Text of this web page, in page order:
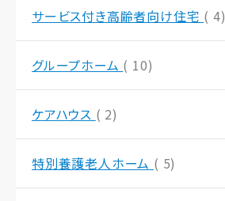
サービス付き高齢者向け住宅 ( 4)
グループホーム ( 10)
ケアハウス ( 2)
特別養護老人ホーム ( 5)